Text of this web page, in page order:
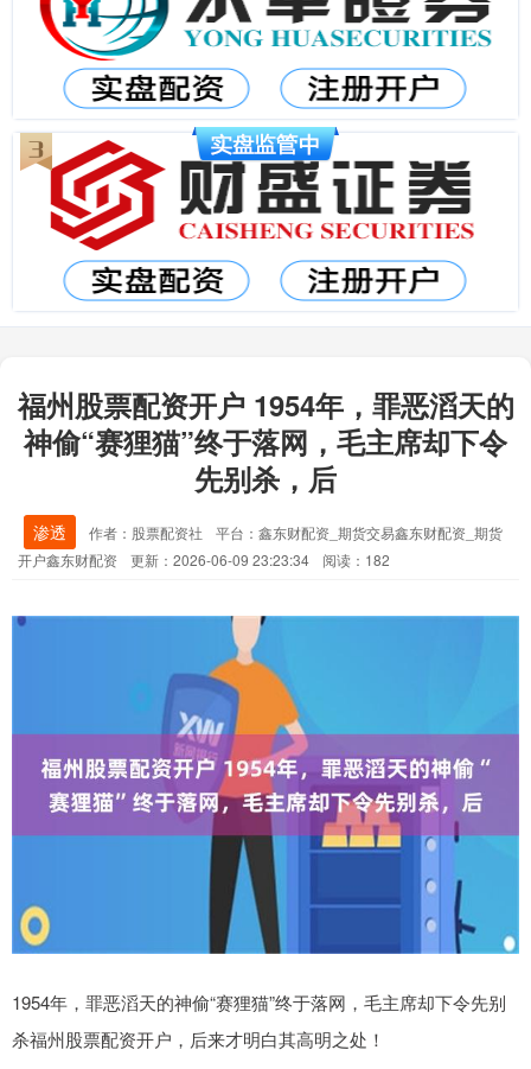
福州股票配资开户 1954年，罪恶滔天的
神偷“赛狸猫”终于落网，毛主席却下令
先别杀，后
渗透 作者：股票配资社
平台：鑫东财配资_期货交易鑫东财配资_期货
开户鑫东财配资
更新：2026-06-09 23:23:34 阅读：182
1954年，罪恶滔天的神偷“赛狸猫”终于落网，毛主席却下令先别
杀福州股票配资开户，后来才明白其高明之处！